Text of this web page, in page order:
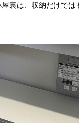
裏は、収納だけでは